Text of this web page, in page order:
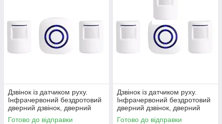
Дзвінок із датчиком руху.
Інфрачервоний бездротовий
дверний дзвінок, дверний
дзвіночок (2 датчики руху)
Готово до відправки
Дзвінок із датчиком руху.
Інфрачервоний бездротовий
дверний дзвінок, дверний
дзвіночок (3 датчики руху)
Готово до відправки